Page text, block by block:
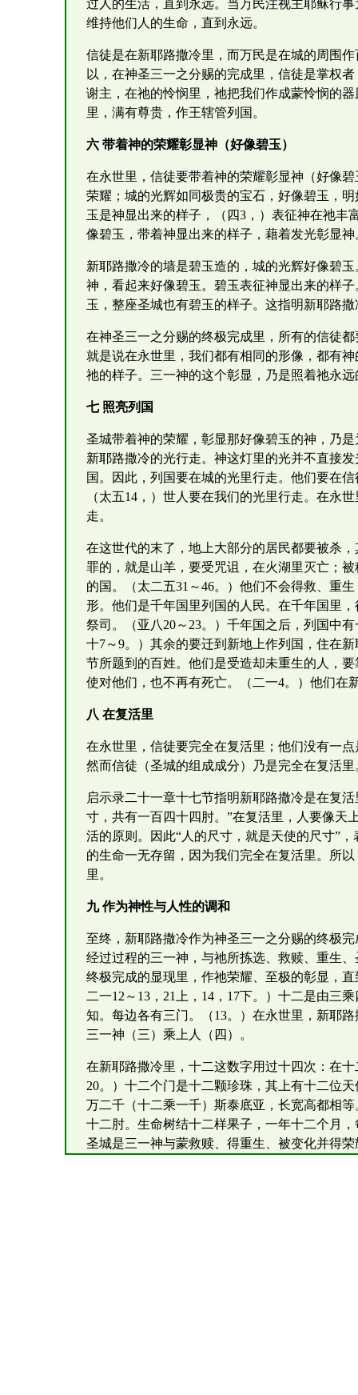
过人的生活，直到永远。当万民注视主耶稣行
维持他们人的生命，直到永远。
信徒是在新耶路撒冷里，而万民是在城的周围
以，在神圣三一之分赐的完成里，信徒是掌权
谢主，在祂的怜悯里，祂把我们作成蒙怜悯的
里，满有尊贵，作王辖管列国。
六 带着神的荣耀彰显神（好像碧玉）
在永世里，信徒要带着神的荣耀彰显神（好像
荣耀；城的光辉如同极贵的宝石，好像碧玉，
玉是神显出来的样子，（四3，）表征神在祂丰
像碧玉，带着神显出来的样子，藉着发光彰显神
新耶路撒冷的墙是碧玉造的，城的光辉好像碧
神，看起来好像碧玉。碧玉表征神显出来的样
玉，整座圣城也有碧玉的样子。这指明新耶路
在神圣三一之分赐的终极完成里，所有的信徒
就是说在永世里，我们都有相同的形像，都有
祂的样子。三一神的这个彰显，乃是照着祂永
七 照亮列国
圣城带着神的荣耀，彰显那好像碧玉的神，乃
新耶路撒冷的光行走。神这灯里的光并不直接
国。因此，列国要在城的光里行走。他们要在
（太五14，）世人要在我们的光里行走。在永
走。
在这世代的末了，地上大部分的居民都要被杀
罪的，就是山羊，要受咒诅，在火湖里灭亡；
的国。（太二五31～46。）他们不会得救、重
形。他们是千年国里列国的人民。在千年国里
祭司。（亚八20～23。）千年国之后，列国中
十7～9。）其余的要迁到新地上作列国，住在
节所题到的百姓。他们是受造却未重生的人，
使对他们，也不再有死亡。（二一4。）他们在
八 在复活里
在永世里，信徒要完全在复活里；他们没有一
然而信徒（圣城的组成成分）乃是完全在复活里
启示录二十一章十七节指明新耶路撒冷是在复
寸，共有一百四十四肘。”在复活里，人要像天
活的原则。因此“人的尺寸，就是天使的尺寸”
的生命一无存留，因为我们完全在复活里。所
里。
九 作为神性与人性的调和
至终，新耶路撒冷作为神圣三一之分赐的终极
经过过程的三一神，与祂所拣选、救赎、重生
终极完成的显现里，作祂荣耀、至极的彰显，
二一12～13，21上，14，17下。）十二是由三
知。每边各有三门。（13。）在永世里，新耶
三一神（三）乘上人（四）。
在新耶路撒冷里，十二这数字用过十四次：在
20。）十二个门是十二颗珍珠，其上有十二位
万二千（十二乘一千）斯泰底亚，长宽高都相
十二肘。生命树结十二样果子，一年十二个月
圣城是三一神与蒙救赎、得重生、被变化并得